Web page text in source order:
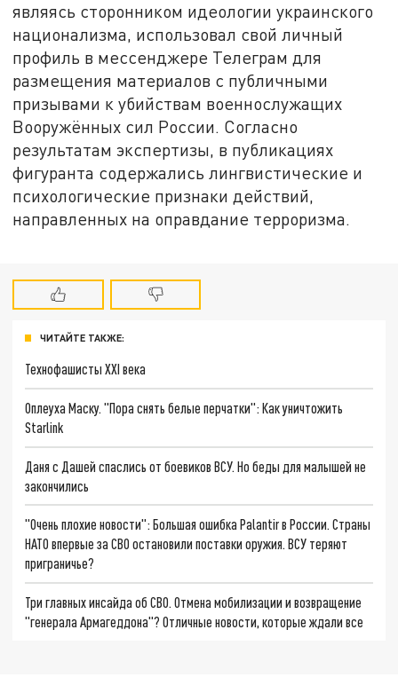
являясь сторонником идеологии украинского
национализма, использовал свой личный
профиль в мессенджере Телеграм для
размещения материалов с публичными
призывами к убийствам военнослужащих
Вооружённых сил России. Согласно
результатам экспертизы, в публикациях
фигуранта содержались лингвистические и
психологические признаки действий,
направленных на оправдание терроризма.
ЧИТАЙТЕ ТАКЖЕ:
Технофашисты XXI века
Оплеуха Маску. "Пора снять белые перчатки": Как уничтожить
Starlink
Даня с Дашей спаслись от боевиков ВСУ. Но беды для малышей не
закончились
"Очень плохие новости": Большая ошибка Palantir в России. Страны
НАТО впервые за СВО остановили поставки оружия. ВСУ теряют
приграничье?
Три главных инсайда об СВО. Отмена мобилизации и возвращение
"генерала Армагеддона"? Отличные новости, которые ждали все